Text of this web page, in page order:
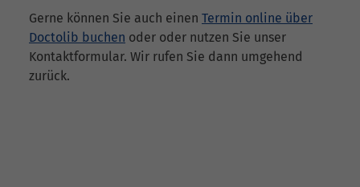
Gerne können Sie auch einen Termin online über
Doctolib buchen oder oder nutzen Sie unser
Kontaktformular. Wir rufen Sie dann umgehend
zurück.